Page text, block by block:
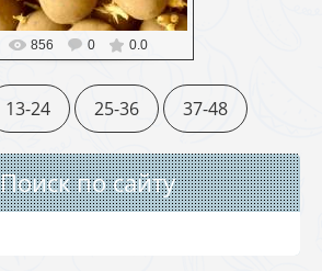
856 0 0.0
13-24 25-36 37-48
Поиск по сайту